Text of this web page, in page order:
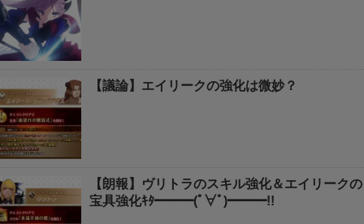
【議論】エイリークの強化は微妙？
【朗報】ヴリトラのスキル強化＆エイリークの
宝具強化ｷﾀ━━━(ﾟ∀ﾟ)━━━!!